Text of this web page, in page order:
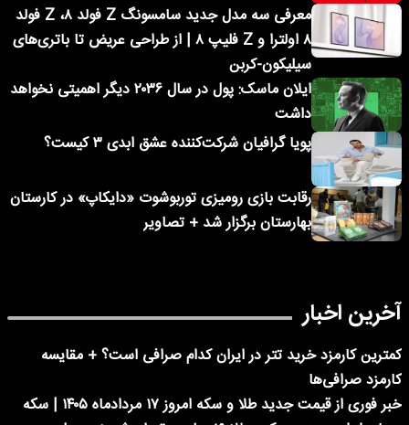
معرفی سه مدل جدید سامسونگ Z فولد ۸، Z فولد
۸ اولترا و Z فلیپ ۸ | از طراحی عریض تا باتری‌های
سیلیکون-کربن
ایلان ماسک: پول در سال ۲۰۳۶ دیگر اهمیتی نخواهد
داشت
پویا گرافیان شرکت‌کننده عشق ابدی ۳ کیست؟
رقابت بازی رومیزی توربوشوت «دایکاپ» در کارستان
بهارستان برگزار شد + تصاویر
آخرین اخبار
کمترین کارمزد خرید تتر در ایران کدام صرافی است؟ + مقایسه
کارمزد صرافی‌ها
خبر فوری از قیمت جدید طلا و سکه امروز ۱۷ مردادماه ۱۴۰۵ | سکه